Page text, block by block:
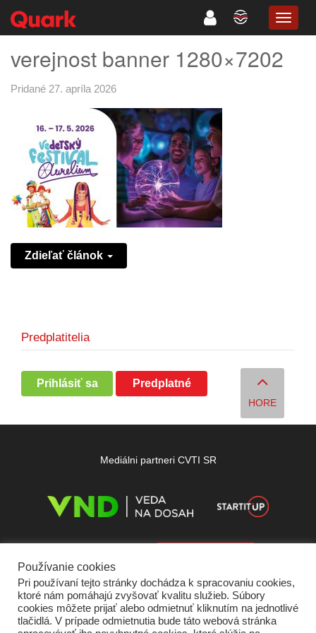
verejnost banner 1280×7202
Pridané 27. apríla 2026
Zdieľať článok
Predplatitelia
Prihlásiť sa Predplatné
HORE
Mediálni partneri CVTI SR
Používanie cookies
Pri používaní tejto stránky dochádza k spracovaniu cookies,
ktoré nám pomáhajú zvyšovať kvalitu služieb. Súbory
cookies môžete prijať alebo odmietnuť kliknutím na jednotlivé
tlačidlá. V prípade odmietnutia bude táto webová stránka